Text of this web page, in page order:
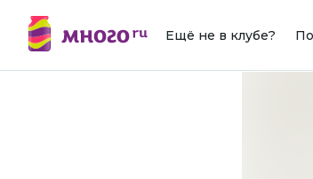
Ещё не в клубе?